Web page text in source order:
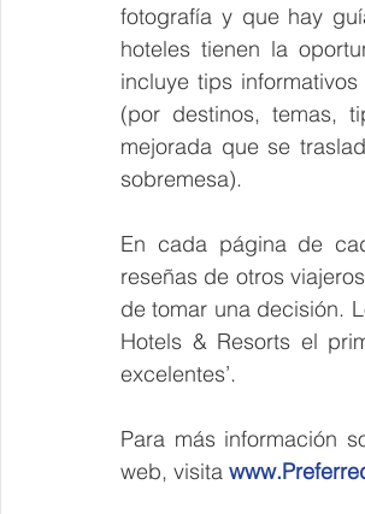
fotografía y que hay
hoteles tienen la
incluye tips
(por destinos, temas,
mejorada que se
sobremesa).
En cada página de
reseñas de otros
de tomar una decisión.
Hotels & Resorts el
excelentes’.
Para más información
web, visita